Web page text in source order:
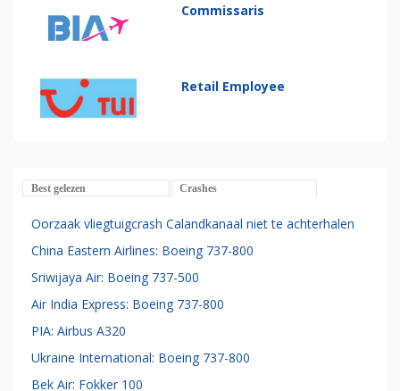
Commissaris
Retail Employee
Best gelezen Crashes
Oorzaak vliegtuigcrash Calandkanaal niet te achterhalen
China Eastern Airlines: Boeing 737-800
Sriwijaya Air: Boeing 737-500
Air India Express: Boeing 737-800
PIA: Airbus A320
Ukraine International: Boeing 737-800
Bek Air: Fokker 100